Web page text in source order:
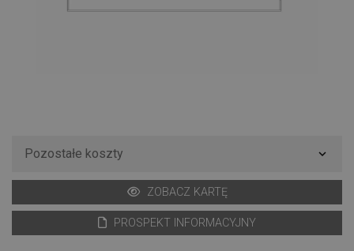
Pozostałe koszty expand_more
ZOBACZ KARTĘ
PROSPEKT INFORMACYJNY